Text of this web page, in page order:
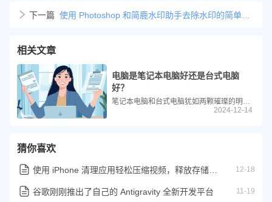
下一篇 使用 Photoshop 和简鹿水印助手去除水印的简单方法
相关文章
电脑是笔记本电脑好还是台式电脑
好？
笔记本电脑和台式电脑犹如两颗璀璨的明星，各自散发着独特的魅力，吸引着不同需求的用户群体。无论是追求便捷移动办公的商务人士，还是专注于高性能创作与娱乐的专业玩家，都需要在这两种类型之间做出抉择。那么，究竟笔记本电脑好还是台式电脑好？
2024-12-14
猜你喜欢
使用 iPhone 清理应用轻松压缩视频，释放存储空间的高效方法 12-18
谷歌刚刚推出了自己的 Antigravity 全新开发平台 11-19